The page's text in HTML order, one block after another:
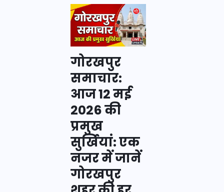
गोरखपुर
समाचार:
आज 12 मई
2026 की
प्रमुख
सुर्खियां: एक
नजर में जानें
गोरखपुर